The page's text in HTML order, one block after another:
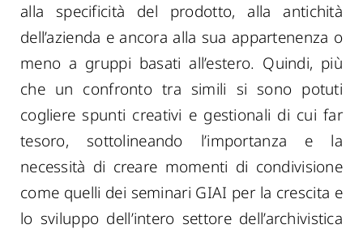
alla specificità del prodotto, alla antichità
dell’azienda e ancora alla sua appartenenza o
meno a gruppi basati all’estero. Quindi, più
che un confronto tra simili si sono potuti
cogliere spunti creativi e gestionali di cui far
tesoro, sottolineando l’importanza e la
necessità di creare momenti di condivisione
come quelli dei seminari GIAI per la crescita e
lo sviluppo dell’intero settore dell’archivistica